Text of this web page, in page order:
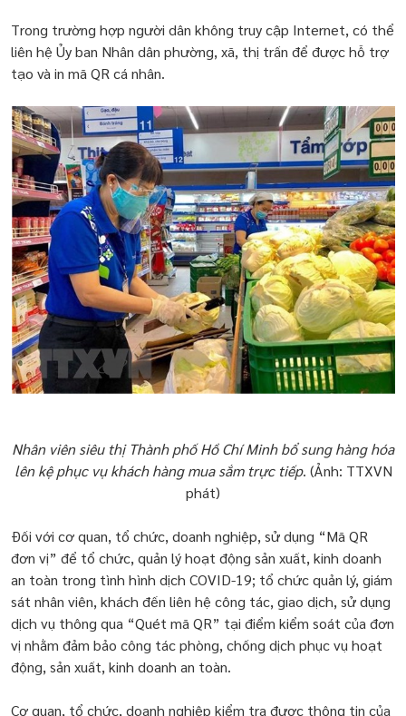
Trong trường hợp người dân không truy cập Internet, có thể
liên hệ Ủy ban Nhân dân phường, xã, thị trấn để được hỗ trợ
tạo và in mã QR cá nhân.
Nhân viên siêu thị Thành phố Hồ Chí Minh bổ sung hàng hóa
lên kệ phục vụ khách hàng mua sắm trực tiếp. (Ảnh: TTXVN
phát)
Đối với cơ quan, tổ chức, doanh nghiệp, sử dụng “Mã QR
đơn vị” để tổ chức, quản lý hoạt động sản xuất, kinh doanh
an toàn trong tình hình dịch COVID-19; tổ chức quản lý, giám
sát nhân viên, khách đến liên hệ công tác, giao dịch, sử dụng
dịch vụ thông qua “Quét mã QR” tại điểm kiểm soát của đơn
vị nhằm đảm bảo công tác phòng, chống dịch phục vụ hoạt
động, sản xuất, kinh doanh an toàn.
Cơ quan, tổ chức, doanh nghiệp kiểm tra được thông tin của